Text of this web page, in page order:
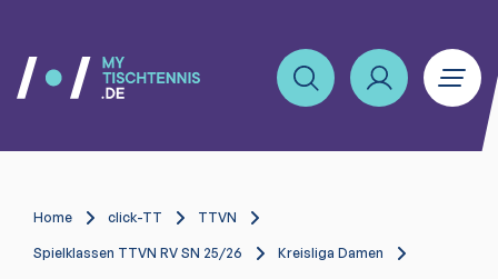
Home click-TT TTVN
Spielklassen TTVN RV SN 25/26 Kreisliga Damen